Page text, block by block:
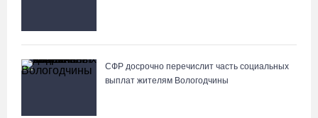
СФР досрочно перечислит часть социальных
выплат жителям Вологодчины